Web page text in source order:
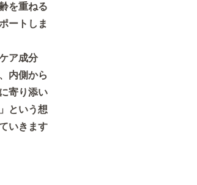
を重ねる
ートしま
ア成分
内側から
寄り添い
という想
いきます